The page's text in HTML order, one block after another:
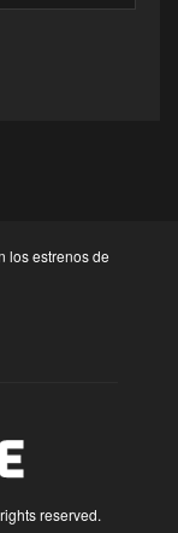
los estrenos de
reserved.